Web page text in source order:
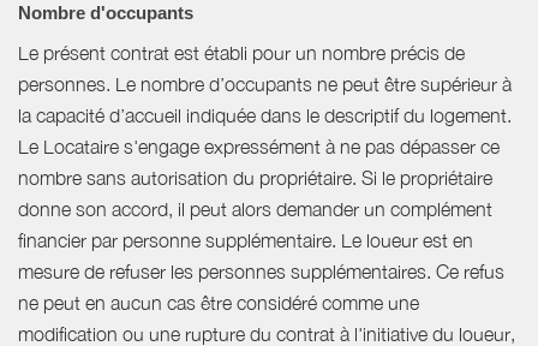
Nombre d'occupants
Le présent contrat est établi pour un nombre précis de
personnes. Le nombre d’occupants ne peut être supérieur à
la capacité d’accueil indiquée dans le descriptif du logement.
Le Locataire s'engage expressément à ne pas dépasser ce
nombre sans autorisation du propriétaire. Si le propriétaire
donne son accord, il peut alors demander un complément
financier par personne supplémentaire. Le loueur est en
mesure de refuser les personnes supplémentaires. Ce refus
ne peut en aucun cas être considéré comme une
modification ou une rupture du contrat à l'initiative du loueur,